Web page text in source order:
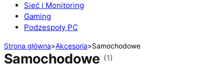
Sieć i Monitoring
Gaming
Podzespoły PC
Strona główna>Akcesoria>Samochodowe
Samochodowe (1)